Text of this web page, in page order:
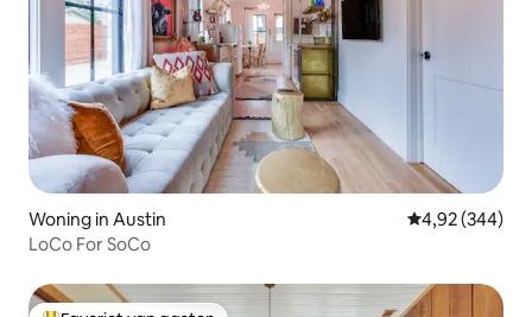
Woning in Austin Gemiddelde
4,92 (344)
LoCo For SoCo